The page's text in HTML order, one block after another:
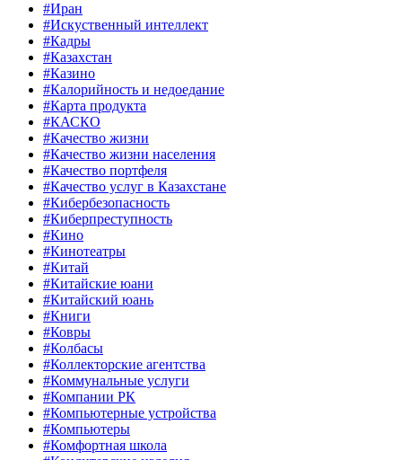
#Иран
#Искуственный интеллект
#Кадры
#Казахстан
#Казино
#Калорийность и недоедание
#Карта продукта
#КАСКО
#Качество жизни
#Качество жизни населения
#Качество портфеля
#Качество услуг в Казахстане
#Кибербезопасность
#Киберпреступность
#Кино
#Кинотеатры
#Китай
#Китайские юани
#Китайский юань
#Книги
#Ковры
#Колбасы
#Коллекторские агентства
#Коммунальные услуги
#Компании РК
#Компьютерные устройства
#Компьютеры
#Комфортная школа